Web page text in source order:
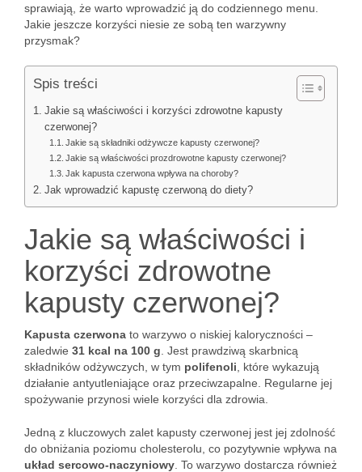
sprawiają, że warto wprowadzić ją do codziennego menu.
Jakie jeszcze korzyści niesie ze sobą ten warzywny
przysmak?
Spis treści
Jakie są właściwości i korzyści zdrowotne kapusty
czerwonej?
Jakie są składniki odżywcze kapusty czerwonej?
Jakie są właściwości prozdrowotne kapusty czerwonej?
Jak kapusta czerwona wpływa na choroby?
Jak wprowadzić kapustę czerwoną do diety?
Jakie są właściwości i
korzyści zdrowotne
kapusty czerwonej?
Kapusta czerwona to warzywo o niskiej kaloryczności –
zaledwie 31 kcal na 100 g . Jest prawdziwą skarbnicą
składników odżywczych, w tym polifenoli , które wykazują
działanie antyutleniające oraz przeciwzapalne. Regularne jej
spożywanie przynosi wiele korzyści dla zdrowia.
Jedną z kluczowych zalet kapusty czerwonej jest jej zdolność
do obniżania poziomu cholesterolu, co pozytywnie wpływa na
układ sercowo-naczyniowy . To warzywo dostarcza również